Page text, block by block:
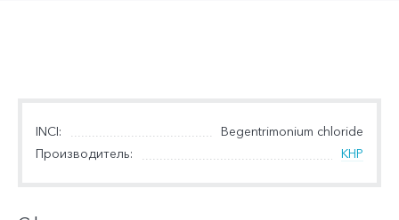
INCI:
Begentrimonium chloride
Производитель:
КНР